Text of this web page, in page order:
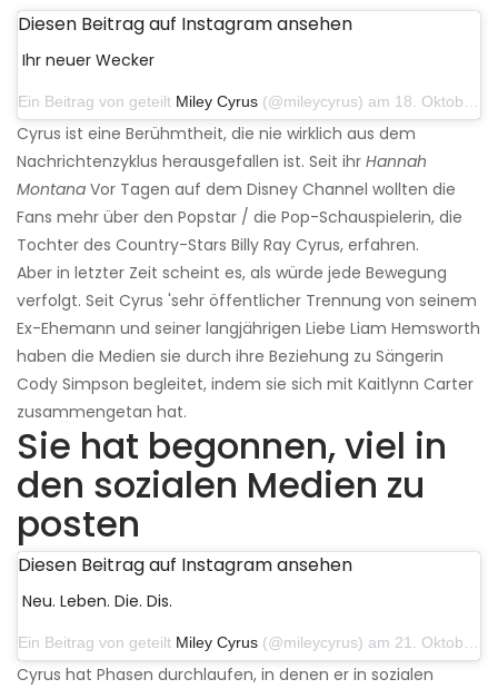
Diesen Beitrag auf Instagram ansehen
Ihr neuer Wecker
Ein Beitrag von geteilt Miley Cyrus (@mileycyrus) am 18. Oktober 2019 um 19:03 Uhr PDT
Cyrus ist eine Berühmtheit, die nie wirklich aus dem
Nachrichtenzyklus herausgefallen ist. Seit ihr Hannah
Montana Vor Tagen auf dem Disney Channel wollten die
Fans mehr über den Popstar / die Pop-Schauspielerin, die
Tochter des Country-Stars Billy Ray Cyrus, erfahren.
Aber in letzter Zeit scheint es, als würde jede Bewegung
verfolgt. Seit Cyrus 'sehr öffentlicher Trennung von seinem
Ex-Ehemann und seiner langjährigen Liebe Liam Hemsworth
haben die Medien sie durch ihre Beziehung zu Sängerin
Cody Simpson begleitet, indem sie sich mit Kaitlynn Carter
zusammengetan hat.
Sie hat begonnen, viel in
den sozialen Medien zu
posten
Diesen Beitrag auf Instagram ansehen
Neu. Leben. Die. Dis.
Ein Beitrag von geteilt Miley Cyrus (@mileycyrus) am 21. Oktober 2019 um 12:31 Uhr PDT
Cyrus hat Phasen durchlaufen, in denen er in sozialen